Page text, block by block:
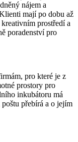
nájem a
mají po dobu až
prostředí a
poradenství pro
pro které je z
prostory pro
inkubátoru má
přebírá a o jejím